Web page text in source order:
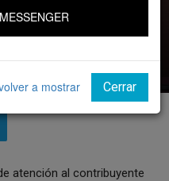
módulo de
Luis Navarro
atención al contribuyente
a mostrar Cerrar